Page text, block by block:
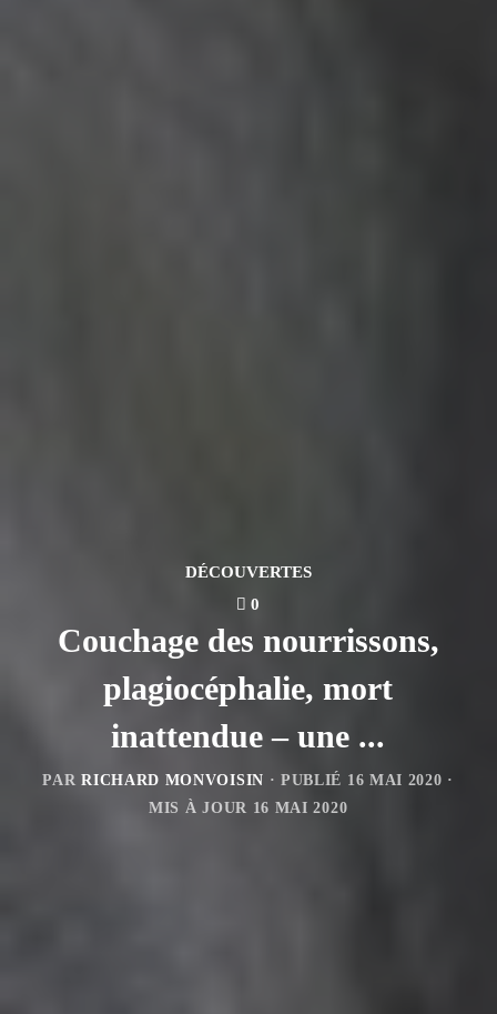
DÉCOUVERTES
0
Couchage des nourrissons,
plagiocéphalie, mort
inattendue – une ...
PARRICHARD MONVOISIN · PUBLIÉ 16 MAI 2020 ·
MIS À JOUR 16 MAI 2020